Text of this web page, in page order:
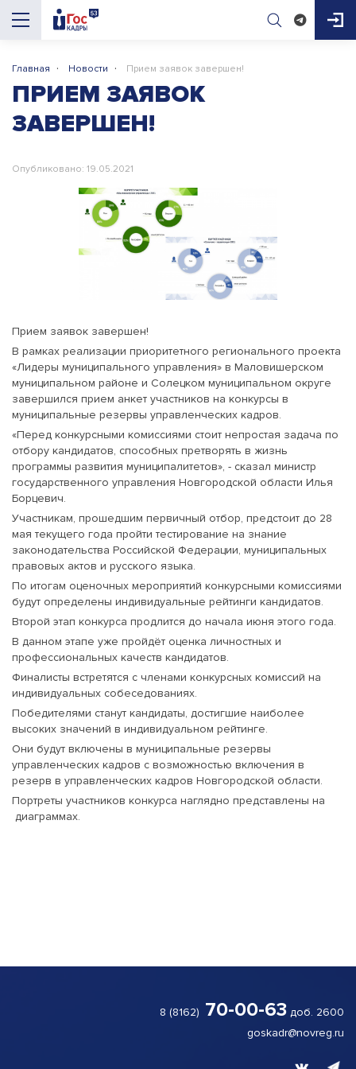
Главная · Новости · Прием заявок завершен!
ПРИЕМ ЗАЯВОК
ЗАВЕРШЕН!
Опубликовано: 19.05.2021
Прием заявок завершен!
В рамках реализации приоритетного регионального проекта
«Лидеры муниципального управления» в Маловишерском
муниципальном районе и Солецком муниципальном округе
завершился прием анкет участников на конкурсы в
муниципальные резервы управленческих кадров.
«Перед конкурсными комиссиями стоит непростая задача по
отбору кандидатов, способных претворять в жизнь
программы развития муниципалитетов», - сказал министр
государственного управления Новгородской области Илья
Борцевич.
Участникам, прошедшим первичный отбор, предстоит до 28
мая текущего года пройти тестирование на знание
законодательства Российской Федерации, муниципальных
правовых актов и русского языка.
По итогам оценочных мероприятий конкурсными комиссиями
будут определены индивидуальные рейтинги кандидатов.
Второй этап конкурса продлится до начала июня этого года.
В данном этапе уже пройдёт оценка личностных и
профессиональных качеств кандидатов.
Финалисты встретятся с членами конкурсных комиссий на
индивидуальных собеседованиях.
Победителями станут кандидаты, достигшие наиболее
высоких значений в индивидуальном рейтинге.
Они будут включены в муниципальные резервы
управленческих кадров с возможностью включения в
резерв в управленческих кадров Новгородской области.
Портреты участников конкурса наглядно представлены на
диаграммах.
8 (8162) 70-00-63 доб. 2600
goskadr@novreg.ru
ГосКадры53
вакансии, конкурсы, документы для приёма
на работу и обучение. Чем помочь?